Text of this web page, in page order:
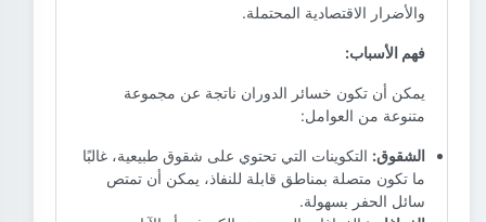
والأضرار الاقتصادية المحتملة.
فهم الأسباب:
يمكن أن تكون خسائر الدوران ناتجة عن مجموعة
متنوعة من العوامل:
الشقوق: التكوينات التي تحتوي على شقوق طبيعية، غالبًا
ما تكون متصلة بمناطق قابلة للنفاذ، يمكن أن تمتص
سائل الحفر بسهولة.